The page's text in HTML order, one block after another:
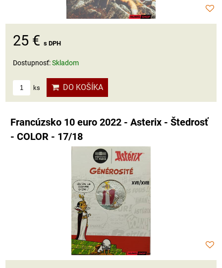
25 € s DPH
Dostupnosť:Skladom
ks DO KOŠÍKA
Francúzsko 10 euro 2022 - Asterix - Štedrosť
- COLOR - 17/18